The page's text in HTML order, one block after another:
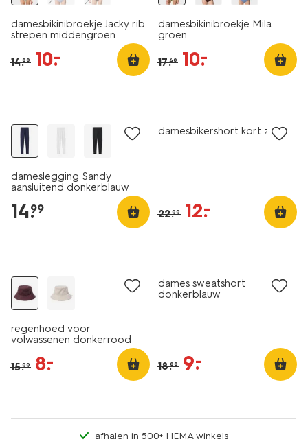
damesbikinibroekje Jacky rib
strepen middengroen
14.99 10.
–
damesbikinibroekje Mila
groen
17.49 10.
–
dameslegging Sandy
aansluitend donkerblauw
14.
99
damesbikershort kort zwart
22.99 12.
–
regenhoed voor
volwassenen donkerrood
15.99 8.
–
dames sweatshort
donkerblauw
18.99 9.
–
afhalen in 500+ HEMA winkels